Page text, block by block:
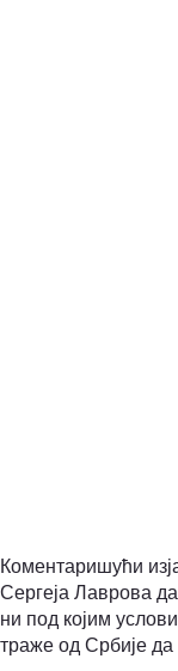
Коментаришући
Сергеја Лаврова
ни под којим
траже од Србије да